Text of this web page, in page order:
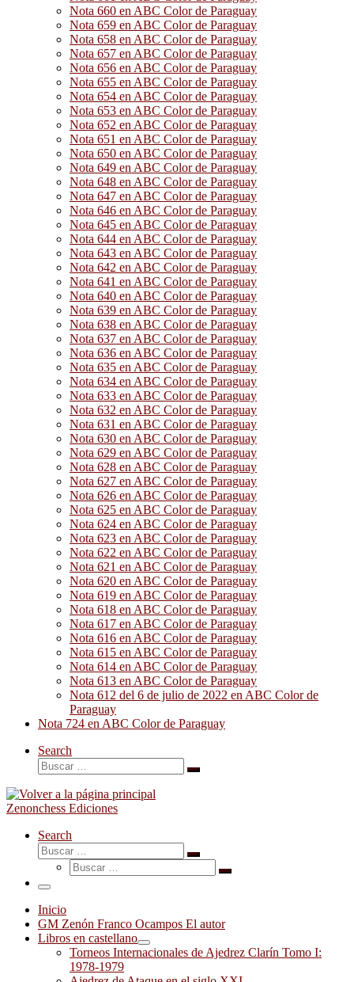
Nota 660 en ABC Color de Paraguay
Nota 659 en ABC Color de Paraguay
Nota 658 en ABC Color de Paraguay
Nota 657 en ABC Color de Paraguay
Nota 656 en ABC Color de Paraguay
Nota 655 en ABC Color de Paraguay
Nota 654 en ABC Color de Paraguay
Nota 653 en ABC Color de Paraguay
Nota 652 en ABC Color de Paraguay
Nota 651 en ABC Color de Paraguay
Nota 650 en ABC Color de Paraguay
Nota 649 en ABC Color de Paraguay
Nota 648 en ABC Color de Paraguay
Nota 647 en ABC Color de Paraguay
Nota 646 en ABC Color de Paraguay
Nota 645 en ABC Color de Paraguay
Nota 644 en ABC Color de Paraguay
Nota 643 en ABC Color de Paraguay
Nota 642 en ABC Color de Paraguay
Nota 641 en ABC Color de Paraguay
Nota 640 en ABC Color de Paraguay
Nota 639 en ABC Color de Paraguay
Nota 638 en ABC Color de Paraguay
Nota 637 en ABC Color de Paraguay
Nota 636 en ABC Color de Paraguay
Nota 635 en ABC Color de Paraguay
Nota 634 en ABC Color de Paraguay
Nota 633 en ABC Color de Paraguay
Nota 632 en ABC Color de Paraguay
Nota 631 en ABC Color de Paraguay
Nota 630 en ABC Color de Paraguay
Nota 629 en ABC Color de Paraguay
Nota 628 en ABC Color de Paraguay
Nota 627 en ABC Color de Paraguay
Nota 626 en ABC Color de Paraguay
Nota 625 en ABC Color de Paraguay
Nota 624 en ABC Color de Paraguay
Nota 623 en ABC Color de Paraguay
Nota 622 en ABC Color de Paraguay
Nota 621 en ABC Color de Paraguay
Nota 620 en ABC Color de Paraguay
Nota 619 en ABC Color de Paraguay
Nota 618 en ABC Color de Paraguay
Nota 617 en ABC Color de Paraguay
Nota 616 en ABC Color de Paraguay
Nota 615 en ABC Color de Paraguay
Nota 614 en ABC Color de Paraguay
Nota 613 en ABC Color de Paraguay
Nota 612 del 6 de julio de 2022 en ABC Color de
Paraguay
Nota 724 en ABC Color de Paraguay
Search
Buscar
Buscar
Zenonchess Ediciones
Search
Buscar
Buscar
Buscar
Buscar
Menú
Inicio
GM Zenón Franco Ocampos El autor
Libros en castellano
Torneos Internacionales de Ajedrez Clarín Tomo I:
1978-1979